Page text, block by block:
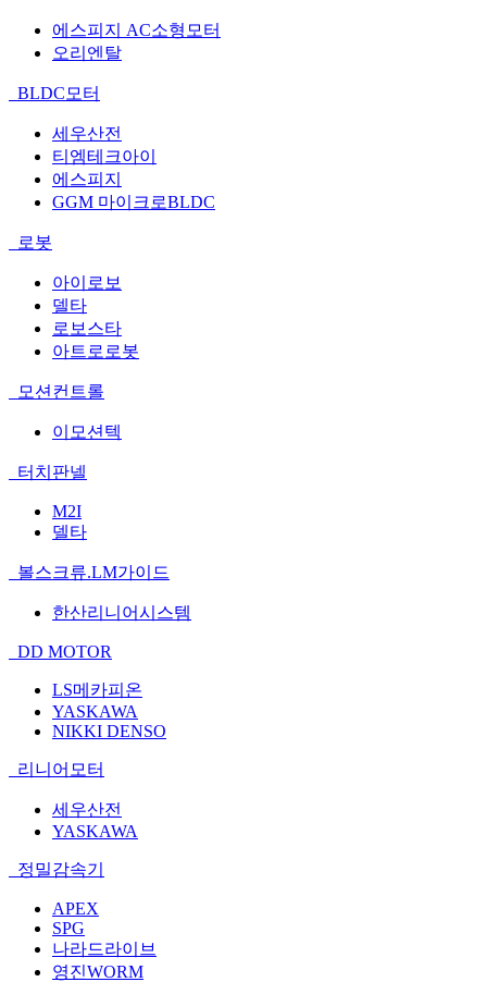
에스피지 AC소형모터
오리엔탈
BLDC모터
세우산전
티엠테크아이
에스피지
GGM 마이크로BLDC
로봇
아이로보
델타
로보스타
아트로로봇
모션컨트롤
이모션텍
터치판넬
M2I
델타
볼스크류.LM가이드
한산리니어시스템
DD MOTOR
LS메카피온
YASKAWA
NIKKI DENSO
리니어모터
세우산전
YASKAWA
정밀감속기
APEX
SPG
나라드라이브
영진WORM